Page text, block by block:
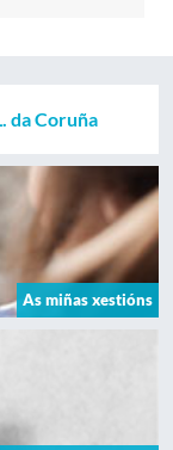
da Coruña
As miñas xestións